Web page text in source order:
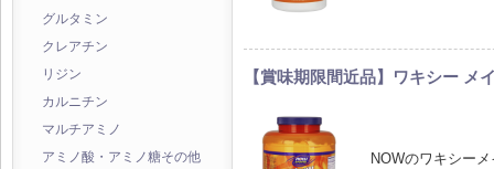
グルタミン
クレアチン
リジン
カルニチン
マルチアミノ
アミノ酸・アミノ糖その他
【賞味期限間近品】ワキシー メ
NOWのワキシー